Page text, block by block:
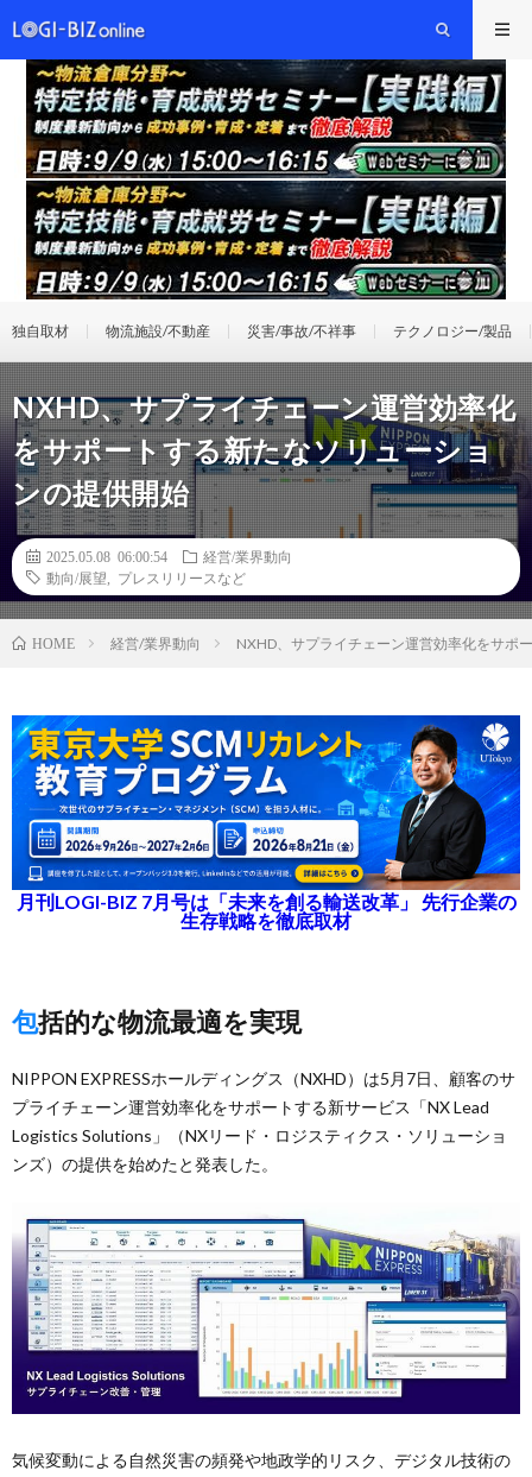
独自取材 物流施設/不動産 災害/事故/不祥事 テクノロジー/製品
NXHD、サプライチェーン運営効率化
をサポートする新たなソリューショ
ンの提供開始
2025.05.08 06:00:54
経営/業界動向
動向/展望
プレスリリースなど
HOME 経営/業界動向 NXHD、サプライチェーン運営効率化をサポ
月刊LOGI-BIZ 7月号は「未来を創る輸送改革」 先行企業の
生存戦略を徹底取材
包括的な物流最適を実現
NIPPON EXPRESSホールディングス（NXHD）は5月7日、顧客のサ
プライチェーン運営効率化をサポートする新サービス「NX Lead
Logistics Solutions」（NXリード・ロジスティクス・ソリューショ
ンズ）の提供を始めたと発表した。
気候変動による自然災害の頻発や地政学的リスク、デジタル技術の